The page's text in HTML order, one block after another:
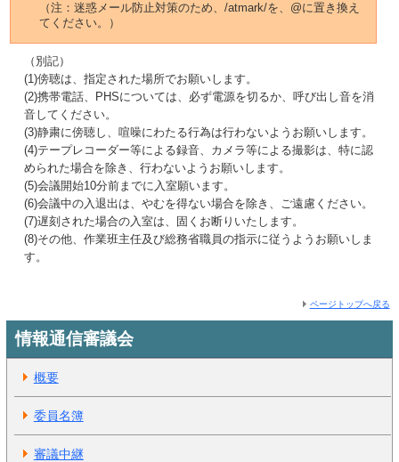
（注：迷惑メール防止対策のため、/atmark/を、@に置き換え
てください。）
（別記）
(1)傍聴は、指定された場所でお願いします。
(2)携帯電話、PHSについては、必ず電源を切るか、呼び出し音を消
音してください。
(3)静粛に傍聴し、喧噪にわたる行為は行わないようお願いします。
(4)テープレコーダー等による録音、カメラ等による撮影は、特に認
められた場合を除き、行わないようお願いします。
(5)会議開始10分前までに入室願います。
(6)会議中の入退出は、やむを得ない場合を除き、ご遠慮ください。
(7)遅刻された場合の入室は、固くお断りいたします。
(8)その他、作業班主任及び総務省職員の指示に従うようお願いしま
す。
ページトップへ戻る
情報通信審議会
概要
委員名簿
審議中継